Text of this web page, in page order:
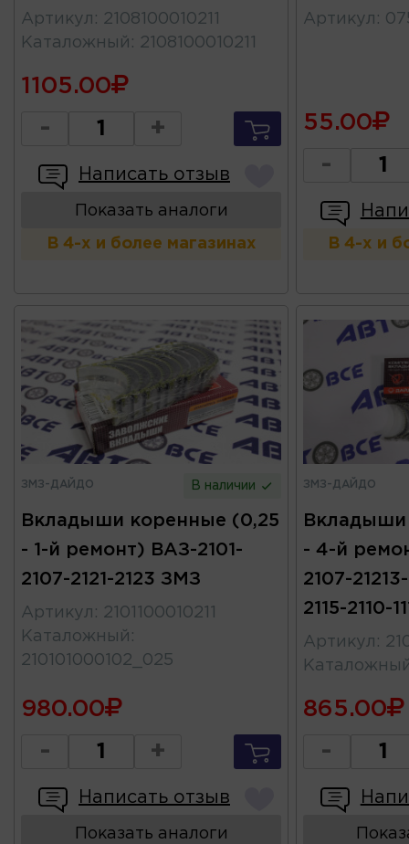
Артикул : 2108100010211
Каталожный : 2108100010211
1105.00
- +
Написать отзыв
Показать аналоги
В 4-х и более магазинах
Артикул :
55.00
-
В 4-х и
ЗМЗ-ДАЙДО В наличии
Вкладыши коренные (0,25
- 1-й ремонт) ВАЗ-2101-
2107-2121-2123 ЗМЗ
Артикул : 2101100010211
Каталожный :
210101000102_025
980.00
- +
Написать отзыв
Показать аналоги
ЗМЗ-ДАЙДО
Вкладыши
- 4-й
2107-
2115-2110-
Артикул :
865.00
-